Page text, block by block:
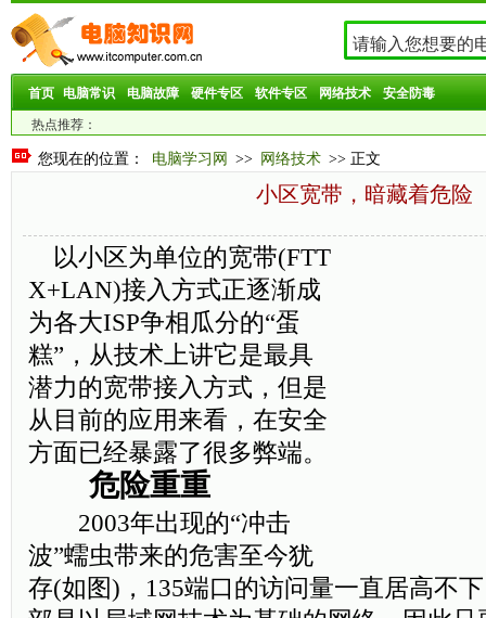
首页 电脑常识 电脑故障 硬件专区 软件专区 网络技术 安全防毒
热点推荐：
您现在的位置： 电脑学习网 >> 网络技术 >> 正文
小区宽带，暗藏着危险
以小区为单位的宽带(FTT
X+LAN)接入方式正逐渐成
为各大ISP争相瓜分的“蛋
糕”，从技术上讲它是最具
潜力的宽带接入方式，但是
从目前的应用来看，在安全
方面已经暴露了很多弊端。
危险重重
2003年出现的“冲击
波”蠕虫带来的危害至今犹
存(如图)，135端口的访问量一直居高不